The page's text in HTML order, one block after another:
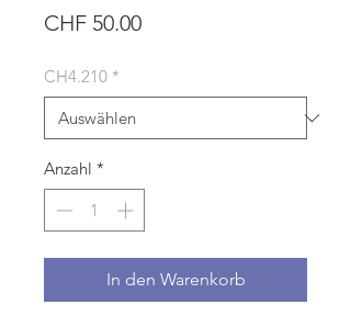
CHF 50.00Preis
CH4.210 *
Anzahl *
In den Warenkorb